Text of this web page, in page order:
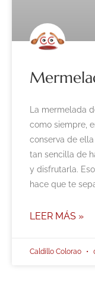
La mermelada
como siempre,
conserva de
tan sencilla de
y disfrutarla.
hace que te
LEER MÁS »
Caldillo Colorao